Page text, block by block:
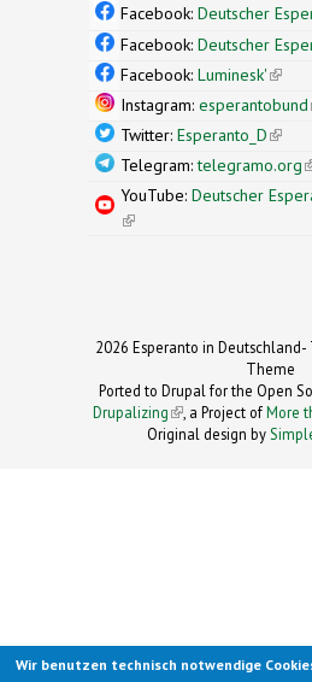
Facebook: Deutscher
Facebook: Deutscher
Facebook: Luminesk'(link
Instagram: esperantobund
Twitter: Esperanto_D(link
Telegram:telegramo.org
YouTube: Deutscher
(link is external)
2026 Esperanto in Deutschland-
Theme
Ported to Drupal for the Open
Drupalizing(link is external)
, a Project ofMore
Original design by
Wir benutzen technisch notwendige